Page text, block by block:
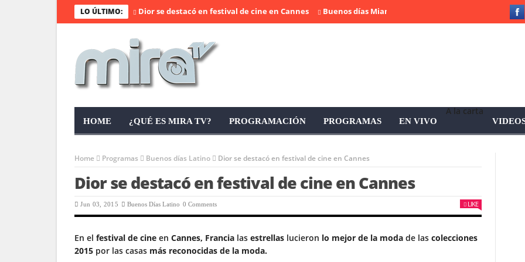
LO ÚLTIMO: Dior se destacó en festival de cine en Cannes Buenos días Miami, programa completo – 3 de junio de
HOME ¿QUÉ ES MIRA TV? PROGRAMACIÓN PROGRAMAS EN VIVO
A la carta
Home Programas Buenos días Latino Dior se destacó en festival de cine en Cannes
Dior se destacó en festival de cine en Cannes
Jun 03, 2015 Buenos Días Latino 0 Comments LIKE
En el festival de cine en Cannes, Francia las estrellas lucieron lo mejor de la moda de las colecciones
2015 por las casas más reconocidas de la moda.